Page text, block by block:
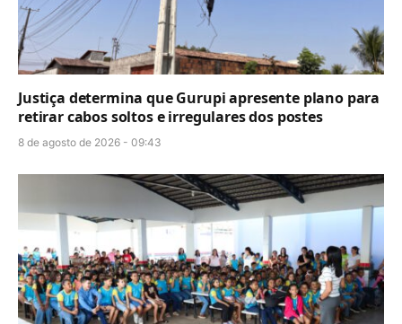
Justiça determina que Gurupi apresente plano para
retirar cabos soltos e irregulares dos postes
8 de agosto de 2026 - 09:43